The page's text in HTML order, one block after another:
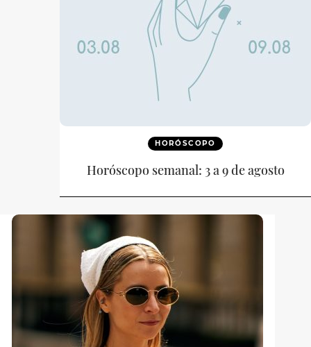
HORÓSCOPO
Horóscopo semanal: 3 a 9 de agosto